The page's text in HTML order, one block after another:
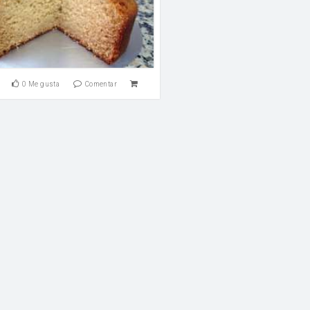
0 Me gusta Comentar